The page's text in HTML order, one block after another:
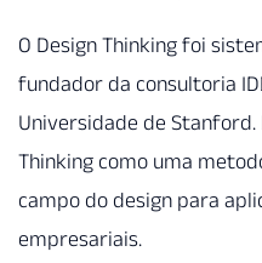
O Design Thinking foi
fundador da consultoria
Universidade de Stanford.
Thinking como uma
campo do design para
empresariais.